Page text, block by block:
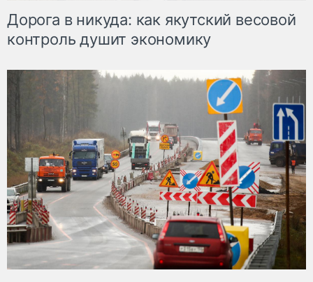
Дорога в никуда: как якутский весовой
контроль душит экономику